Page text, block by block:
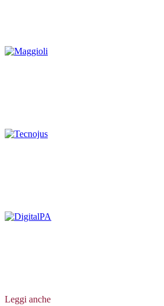
Leggi anche